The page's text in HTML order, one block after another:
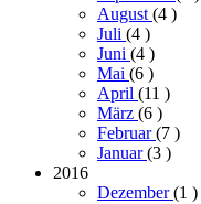
August(4 )
Juli (4 )
Juni (4 )
Mai (6 )
April (11 )
März (6 )
Februar(7 )
Januar(3 )
2016
Dezember(1 )